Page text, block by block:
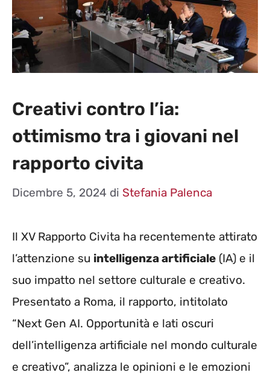
Creativi contro l’ia:
ottimismo tra i giovani nel
rapporto civita
Dicembre 5, 2024 di Stefania Palenca
Il XV Rapporto Civita ha recentemente attirato
l’attenzione su intelligenza artificiale (IA) e il
suo impatto nel settore culturale e creativo.
Presentato a Roma, il rapporto, intitolato
“Next Gen AI. Opportunità e lati oscuri
dell’intelligenza artificiale nel mondo culturale
e creativo”, analizza le opinioni e le emozioni